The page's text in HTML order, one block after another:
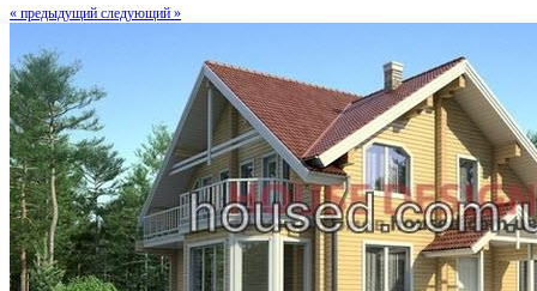
« предыдущий следующий »